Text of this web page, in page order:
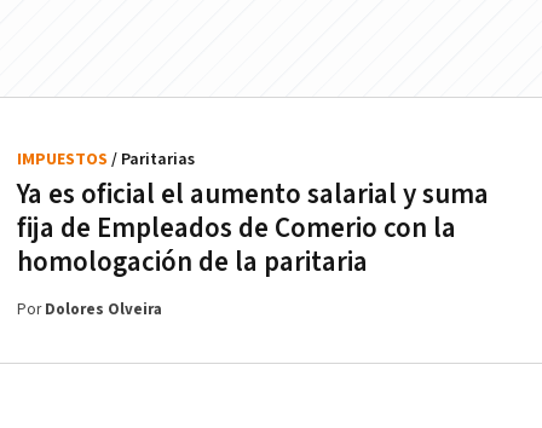
Ya es oficial el aumento salarial y suma
fija de Empleados de Comerio con la
homologación de la paritaria
IMPUESTOS / Paritarias
PorDolores Olveira